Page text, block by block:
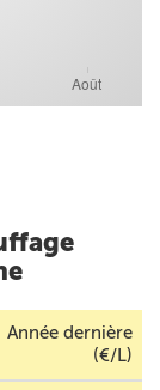
Année dernière
(€/L)